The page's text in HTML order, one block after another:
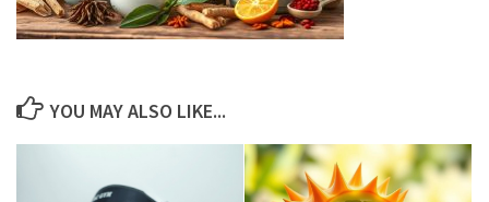
YOU MAY ALSO LIKE...